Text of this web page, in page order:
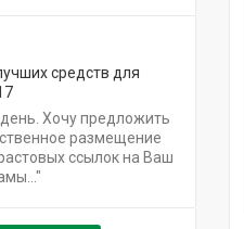
средств для
Хочу предложить
размещение
ссылок на Ваш